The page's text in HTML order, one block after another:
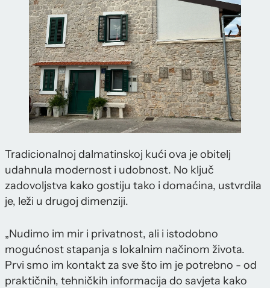
Tradicionalnoj dalmatinskoj kući ova je obitelj
udahnula modernost i udobnost. No ključ
zadovoljstva kako gostiju tako i domaćina, ustvrdila
je, leži u drugoj dimenziji.
„Nudimo im mir i privatnost, ali i istodobno
mogućnost stapanja s lokalnim načinom života.
Prvi smo im kontakt za sve što im je potrebno - od
praktičnih, tehničkih informacija do savjeta kako